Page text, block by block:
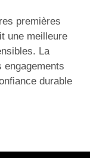
premières
une meilleure
La
engagements
durable